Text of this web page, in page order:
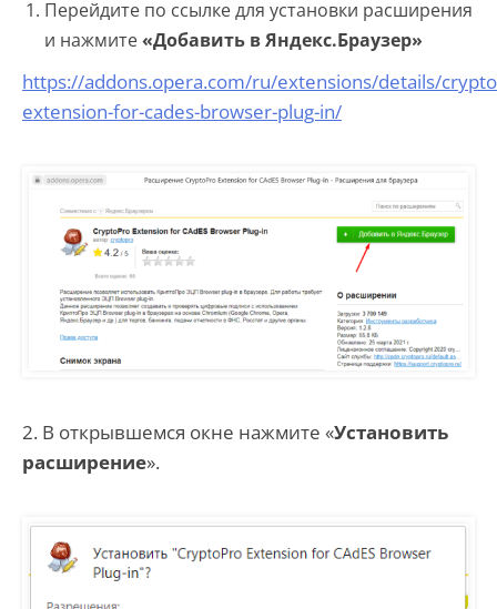
Перейдите по ссылке для установки расширения
и нажмите«Добавить в Яндекс.Браузер»
https://addons.opera.com/ru/extensions/details/
extension-for-cades-browser-plug-in/
2. В открывшемся окне нажмите «Установить
расширение».